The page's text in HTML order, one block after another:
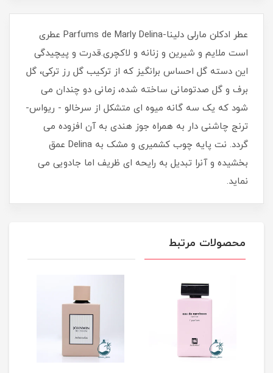
عطر ادکلن مارلی دلینا-Parfums de Marly Delina عطری
است ملایم و شیرین و زنانه و لاکچری.قدرت و پیچیدگی
این دسته گل احساس برانگیز که از ترکیب گل رز ترکی، گل
برف و گل صدتومانی ساخته شده، زمانی دو چندان می
شود که یک سه گانه میوه ای متشکل از سرخالو - ریواس-
ترنج چاشنی دار به همراه جوز هندی به آن افزوده می
گردد. نت پایه چوب کشمیری و مشک به Delina عمق
بخشیده و آنرا تبدیل به رایحه ای ظریف اما جادویی می
نماید.
محصولات مرتبط